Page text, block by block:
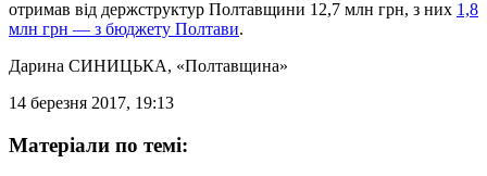
отримав від держструктур Полтавщини 12,7 млн грн, з них 1,8
млн грн — з бюджету Полтави.
Дарина СИНИЦЬКА, «Полтавщина»
14 березня 2017, 19:13
Матеріали по темі: